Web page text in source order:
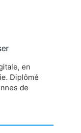
en
Diplômé
de